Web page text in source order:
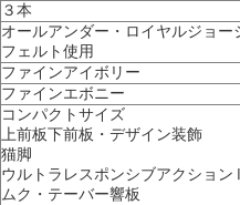
３本
オールアンダー・ロイヤルジョー
フェルト使用
ファインアイボリー
ファインエボニー
コンパクトサイズ
上前板下前板・デザイン装飾
猫脚
ウルトラレスポンシブアクション
ムク・テーバー響板